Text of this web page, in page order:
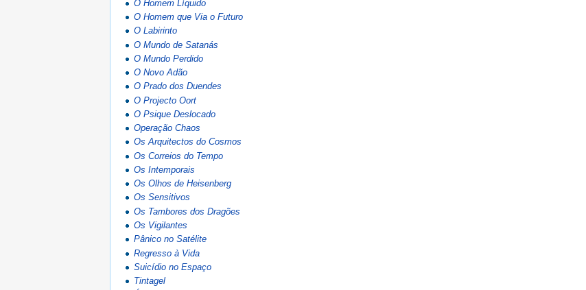
O Homem Líquido
O Homem que Via o Futuro
O Labirinto
O Mundo de Satanás
O Mundo Perdido
O Novo Adão
O Prado dos Duendes
O Projecto Oort
O Psique Deslocado
Operação Chaos
Os Arquitectos do Cosmos
Os Correios do Tempo
Os Intemporais
Os Olhos de Heisenberg
Os Sensitivos
Os Tambores dos Dragões
Os Vigilantes
Pânico no Satélite
Regresso à Vida
Suicídio no Espaço
Tintagel